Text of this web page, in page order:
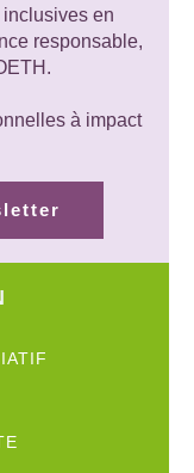
en
responsable,
à impact